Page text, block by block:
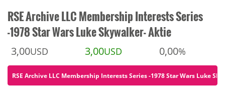
RSE Archive LLC Membership Interests Series
-1978 Star Wars Luke Skywalker- Aktie
3,00USD 3,00USD 0,00%
RSE Archive LLC Membership Interests Series -1978 Star Wars Luke